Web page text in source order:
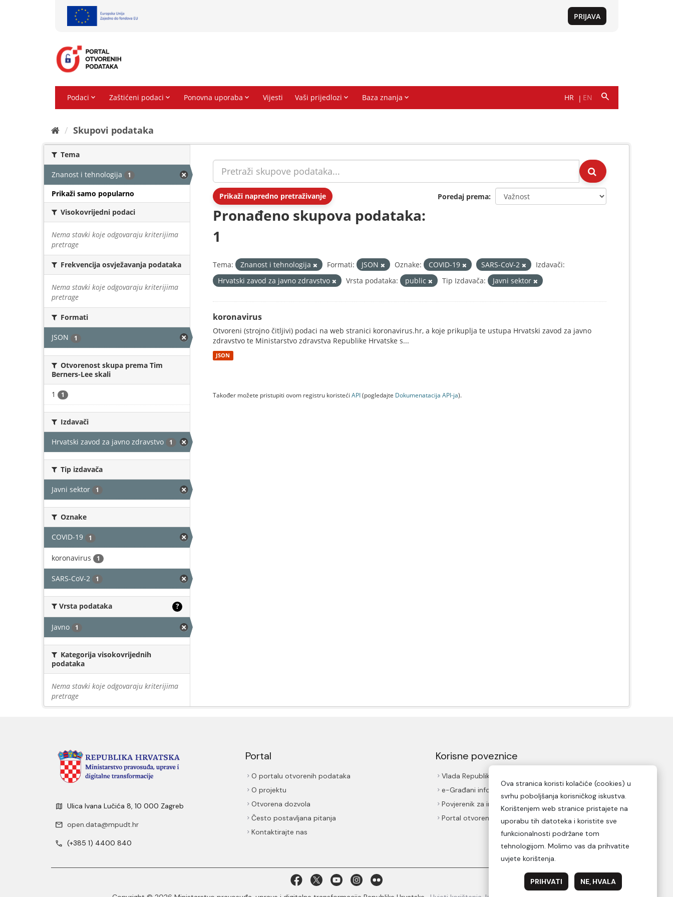
Skupovi podаtаkа
Tema
Znanost i tehnologija 1
Prikaži samo popularno
Visokovrijedni podaci
Nema stavki koje odgovaraju kriterijima
pretrage
Frekvencija osvježavanja podataka
Nema stavki koje odgovaraju kriterijima
pretrage
Formati
JSON 1
Otvorenost skupa prema Tim
Berners-Lee skali
1 1
Izdavači
Hrvatski zavod za javno zdravstvo 1
Tip izdavača
Javni sektor 1
Oznake
COVID-19 1
koronavirus 1
SARS-CoV-2 1
Vrsta podataka ?
Javno 1
Kategorija visokovrijednih
podataka
Nema stavki koje odgovaraju kriterijima
pretrage
Prikaži napredno pretraživanje Poredaj prema
Pronađeno skupova podataka:
1
Tema: Znanost i tehnologija Formati: JSON Oznake: COVID-19 SARS-CoV-2
Izdavači:
Hrvatski zavod za javno zdravstvo
Vrsta podataka: public Tip Izdavača: Javni sektor
koronavirus
Otvoreni (strojno čitljivi) podaci na web stranici koronavirus.hr, a koje prikuplja te ustupa Hrvatski zavod za javno
zdravstvo te Ministarstvo zdravstva Republike Hrvatske s...
JSON
Također možete pristupiti ovom registru koristeći API(pogledajte Dokumenаtаcijа API-jа).